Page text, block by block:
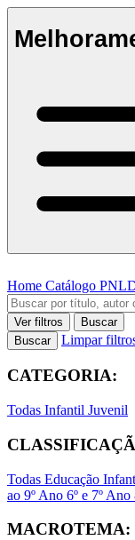
Home Catálogo
Ver filtros
Buscar
Buscar
Limpar
CATEGORIA:
Todas Infantil Juvenil
Todas Educação
ao 9º Ano 6º e 7º Ano
MACROTEMA: